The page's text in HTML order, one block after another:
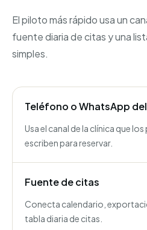
El piloto más rápido usa un
fuente diaria de citas y una
simples.
Teléfono o WhatsApp
Usa el canal de la clínica que
escriben para reservar.
Fuente de citas
Conecta calendario,
tabla diaria de citas.